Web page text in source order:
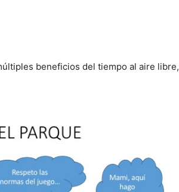
beneficios del tiempo al aire libre,